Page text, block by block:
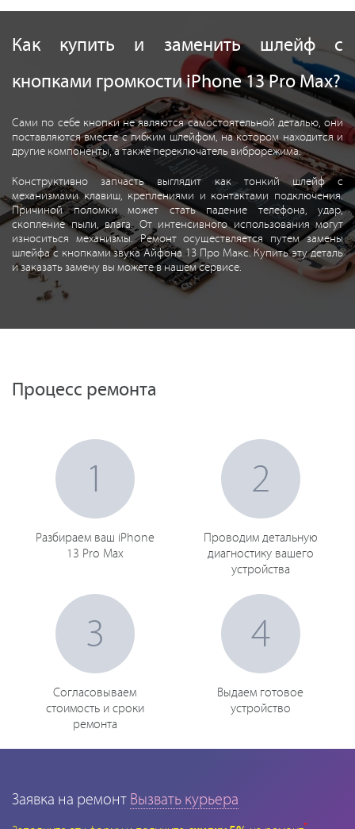
Как купить и заменить шлейф с
кнопками громкости iPhone 13 Pro Max?
Сами по себе кнопки не являются самостоятельной деталью, они
поставляются вместе с гибким шлейфом, на котором находится и
другие компоненты, а также переключатель виброрежима.
Конструктивно запчасть выглядит как тонкий шлейф с
механизмами клавиш, креплениями и контактами подключения.
Причиной поломки может стать падение телефона, удар,
скопление пыли, влага. От интенсивного использования могут
износиться механизмы. Ремонт осуществляется путем замены
шлейфа с кнопками звука Айфона 13 Про Макс. Купить эту деталь
и заказать замену вы можете в нашем сервисе.
Процесс ремонта
1
Разбираем ваш iPhone
13 Pro Max
2
Проводим детальную
диагностику вашего
устройства
3
Согласовываем
стоимость и сроки
ремонта
4
Выдаем готовое
устройство
Заявка на ремонт Вызвать курьера